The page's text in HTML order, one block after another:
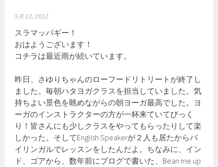
5月 12, 2012
スラマッパギー！
おはようございます！
コチラは最近雨が続いています。
昨日、さゆりちゃんのローフードリトリートが終了し
ました。毎朝ハタヨガクラスを担当していました。気
持ちよい景色を眺めながらの朝ヨーガ最高でした。ヨ
ーガのインストラクターの方が一杯来ていてびっく
り！皆さんにも少しクラスをやってもらったりして楽
しかった。そしてEnglish Speakerが２人も居たからバ
イリンガルでレッスンをしたんだよ。ちなみに、イン
ド、ゴアから、数年前にブログで書いた、Bean me up